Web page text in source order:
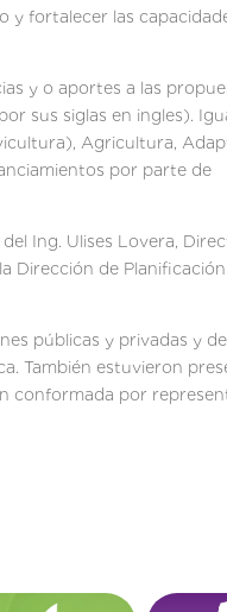
y fortalecer las
y o aportes a las
sus siglas en ingles).
Agricultura,
por parte de
Ing. Ulises Lovera,
Dirección de Planificación
públicas y privadas y
También estuvieron
conformada por